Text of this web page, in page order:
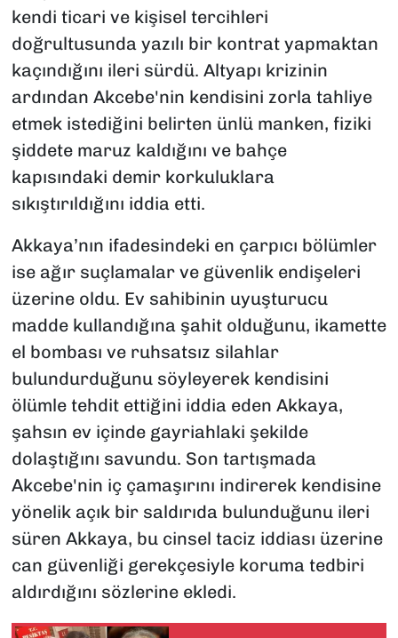
kendi ticari ve kişisel tercihleri
doğrultusunda yazılı bir kontrat yapmaktan
kaçındığını ileri sürdü. Altyapı krizinin
ardından Akcebe'nin kendisini zorla tahliye
etmek istediğini belirten ünlü manken, fiziki
şiddete maruz kaldığını ve bahçe
kapısındaki demir korkuluklara
sıkıştırıldığını iddia etti.
Akkaya’nın ifadesindeki en çarpıcı bölümler
ise ağır suçlamalar ve güvenlik endişeleri
üzerine oldu. Ev sahibinin uyuşturucu
madde kullandığına şahit olduğunu, ikamette
el bombası ve ruhsatsız silahlar
bulundurduğunu söyleyerek kendisini
ölümle tehdit ettiğini iddia eden Akkaya,
şahsın ev içinde gayriahlaki şekilde
dolaştığını savundu. Son tartışmada
Akcebe'nin iç çamaşırını indirerek kendisine
yönelik açık bir saldırıda bulunduğunu ileri
süren Akkaya, bu cinsel taciz iddiası üzerine
can güvenliği gerekçesiyle koruma tedbiri
aldırdığını sözlerine ekledi.